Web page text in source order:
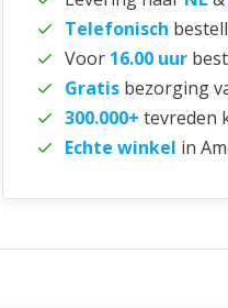
Telefonisch
Voor 16.00 uur
Gratis bezorging
300.000+ tevreden
Echte winkel in